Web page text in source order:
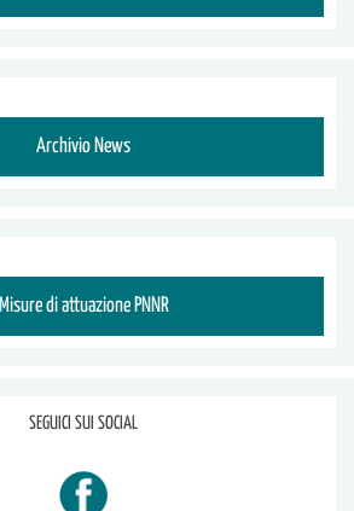
Archivio News
Misure di attuazione PNNR
SEGUICI SUI SOCIAL